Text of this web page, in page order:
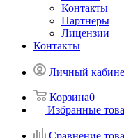
Контакты
Партнеры
Лицензии
Контакты
Личный
Корзина0
Избранные
Сравнение